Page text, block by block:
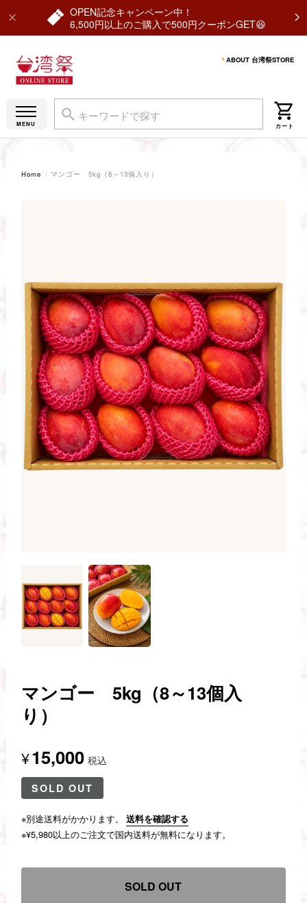
OPEN記念キャンペーン中！
6,500円以上のご購入で500円クーポンGET😆
ABOUT 台湾祭STORE
Home マンゴー 5kg（8～13個入り）
マンゴー 5kg（8～13個入
り）
¥15,000 税込
SOLD OUT
※別途送料がかかります。 送料を確認する
※¥5,980以上のご注文で国内送料が無料になります。
SOLD OUT